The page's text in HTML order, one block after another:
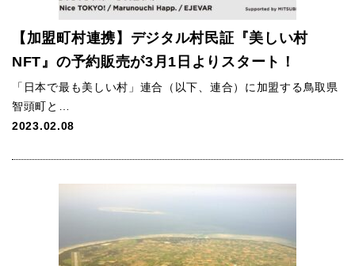
【加盟町村連携】デジタル村民証『美しい村
NFT』の予約販売が3月1日よりスタート！
「日本で最も美しい村」連合（以下、連合）に加盟する鳥取県
智頭町と…
2023.02.08